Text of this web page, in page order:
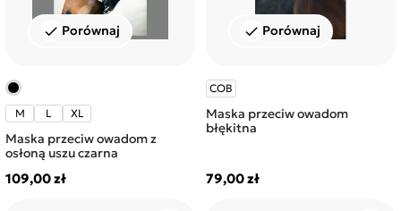
check Porównaj
M L XL
Maska przeciw owadom z
osłoną uszu czarna
109,00 zł
check Porównaj
COB
Maska przeciw owadom
błękitna
79,00 zł